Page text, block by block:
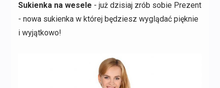
Sukienka na wesele - już dzisiaj zrób sobie Prezent
- nowa sukienka w której będziesz wyglądać pięknie
i wyjątkowo!